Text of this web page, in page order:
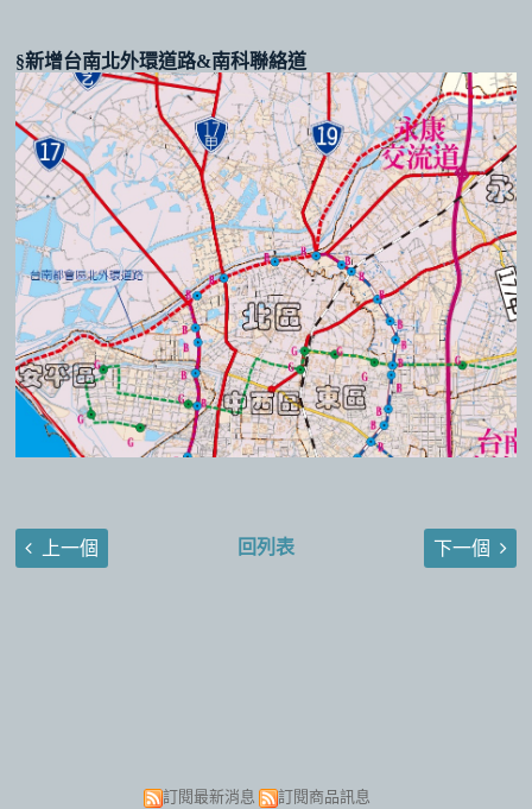
§新增台南北外環道路&南科聯絡道
上一個 回列表 下一個
訂閱最新消息
訂閱商品訊息